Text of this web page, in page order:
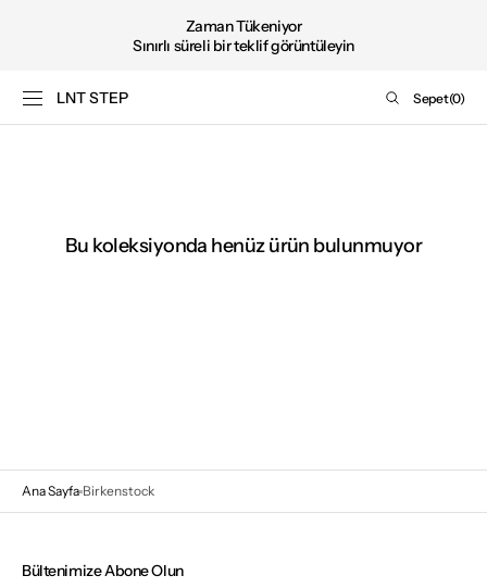
Zaman Tükeniyor
Sınırlı süreli bir teklif görüntüleyin
LNT STEP Sepet
Sepet(0)
0
Bu koleksiyonda henüz ürün bulunmuyor
Ana Sayfa Birkenstock
Bültenimize Abone Olun